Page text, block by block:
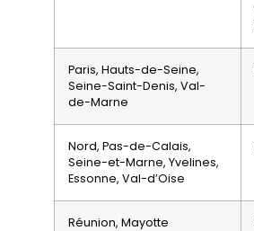
Paris, Hauts-de-Seine,
Seine-Saint-Denis, Val-
de-Marne
Nord, Pas-de-Calais,
Seine-et-Marne, Yvelines,
Essonne, Val-d’Oise
Réunion, Mayotte